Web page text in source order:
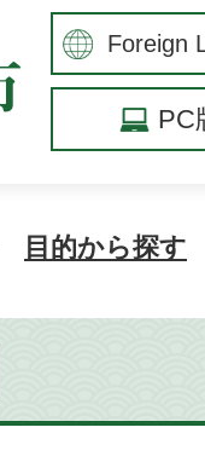
PC
目的から探す